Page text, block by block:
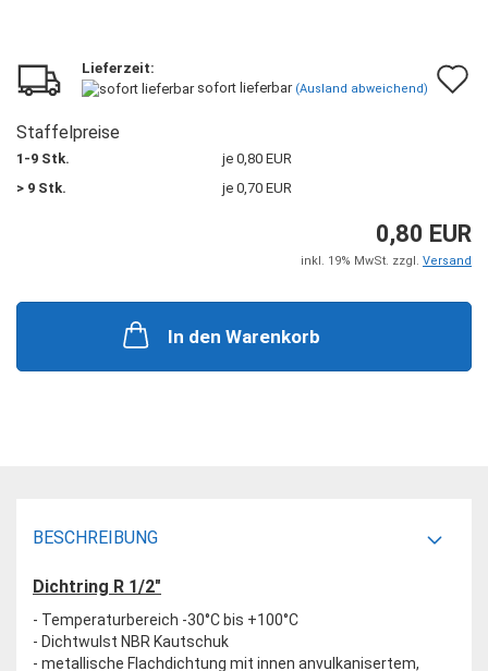
Lieferzeit:
sofort lieferbar (Ausland abweichend)
Staffelpreise
1-9 Stk.
je 0,80 EUR
> 9 Stk.
je 0,70 EUR
0,80 EUR
inkl. 19% MwSt. zzgl. Versand
In den Warenkorb
BESCHREIBUNG
Dichtring R 1/2"
- Temperaturbereich -30°C bis +100°C
- Dichtwulst NBR Kautschuk
- metallische Flachdichtung mit innen anvulkanisertem,